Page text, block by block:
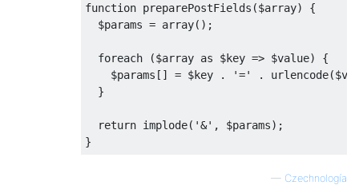
function preparePostFields ($array)
{
  $params
= array();
foreach ($array as $key => $value)
{
    $params
[] = $key . '=' . urlencode(
}
return implode( '&' , $params);
}
— Czechnología